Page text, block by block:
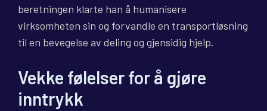
beretningen klarte han å humanisere
virksomheten sin og forvandle en transportløsning
til en bevegelse av deling og gjensidig hjelp.
Vekke følelser for å gjøre
inntrykk